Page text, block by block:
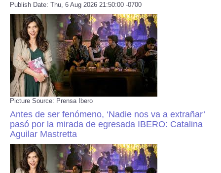
Publish Date: Thu, 6 Aug 2026 21:50:00 -0700
Picture Source: Prensa Ibero
Antes de ser fenómeno, ‘Nadie nos va a extrañar’
pasó por la mirada de egresada IBERO: Catalina
Aguilar Mastretta